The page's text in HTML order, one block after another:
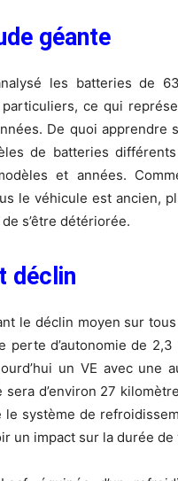
géante
les batteries de
ce qui
De quoi apprendre
de batteries
et années.
le véhicule est ancien,
s’être détériorée.
déclin
le déclin moyen sur
perte d’autonomie de 2,3
un VE avec une
sera d’environ 27
le système de
un impact sur la durée de